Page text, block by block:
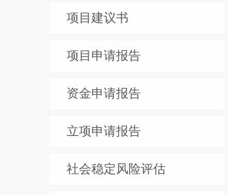
项目建议书
项目申请报告
资金申请报告
立项申请报告
社会稳定风险评估